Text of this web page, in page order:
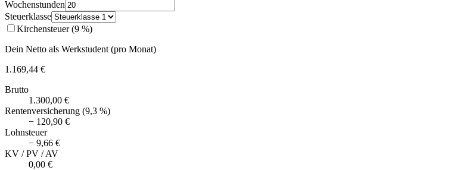
Wochenstunden
Steuerklasse
Kirchensteuer (9 %)
Dein Netto als Werkstudent (pro Monat)
1.169,44 €
Brutto
1.300,00 €
Rentenversicherung (9,3 %)
− 120,90 €
Lohnsteuer
− 9,66 €
KV / PV / AV
0,00 €